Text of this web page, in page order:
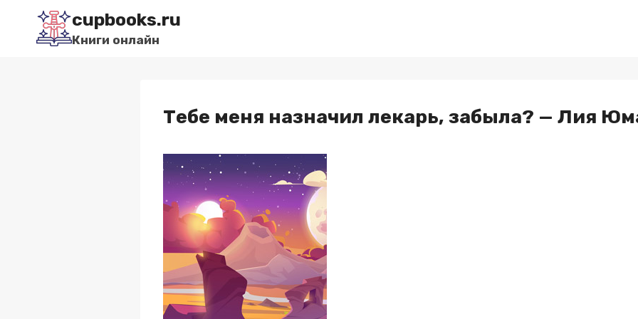
Перейти
содержимому
cupbooks.ru
Книги онлайн
Тебе меня назначил лекарь, забыла? — Лия